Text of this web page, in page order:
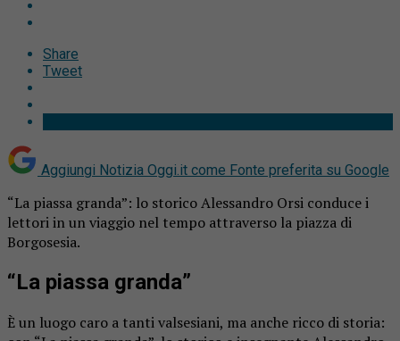
Share
Tweet
Aggiungi Notizia Oggi.it come Fonte preferita su Google
“La piassa granda”: lo storico Alessandro Orsi conduce i
lettori in un viaggio nel tempo attraverso la piazza di
Borgosesia.
“La piassa granda”
È un luogo caro a tanti valsesiani, ma anche ricco di storia: